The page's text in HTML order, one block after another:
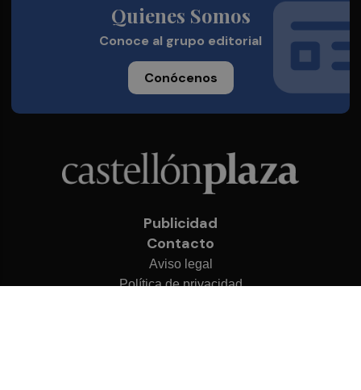
Quienes Somos
Conoce al grupo editorial
Conócenos
Publicidad
Contacto
Aviso legal
Política de privacidad